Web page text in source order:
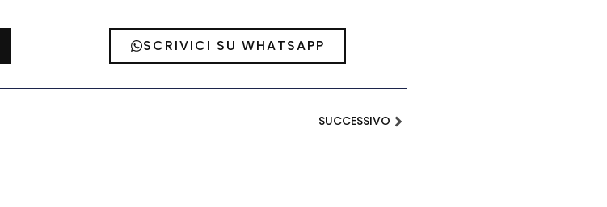
SCRIVICI SU WHATSAPP
SUCCESSIVO